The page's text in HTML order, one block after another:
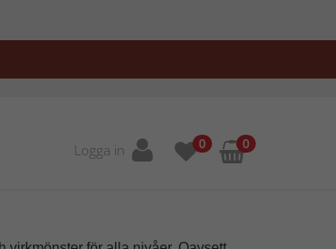
Logga in 0 0